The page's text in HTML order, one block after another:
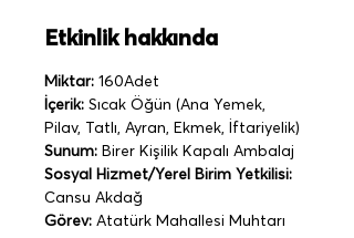
Etkinlik hakkında
Miktar: 160Adet
İçerik: Sıcak Öğün (Ana Yemek,
Pilav, Tatlı, Ayran, Ekmek, İftariyelik)
Sunum: Birer Kişilik Kapalı Ambalaj
Sosyal Hizmet/Yerel Birim Yetkilisi:
Cansu Akdağ
Görev: Atatürk Mahallesi Muhtarı